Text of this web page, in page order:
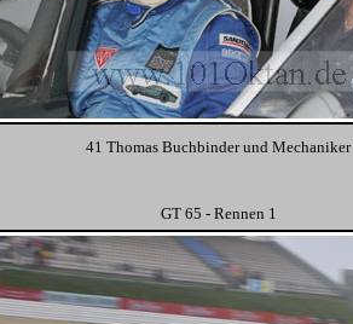
41 Thomas Buchbinder und Mechaniker
GT 65 - Rennen 1